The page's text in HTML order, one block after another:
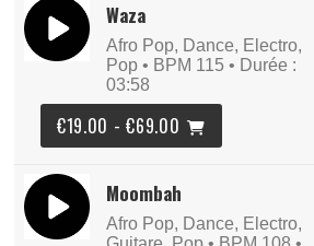
Waza
Afro Pop, Dance, Electro,
Pop • BPM 115 • Durée :
03:58
€19.00 - €69.00
Moombah
Afro Pop, Dance, Electro,